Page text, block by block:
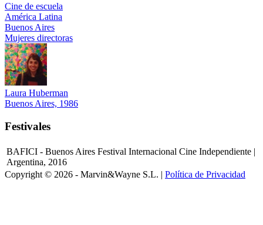
Cine de escuela
América Latina
Buenos Aires
Mujeres directoras
Laura Huberman
Buenos Aires, 1986
Festivales
BAFICI - Buenos Aires Festival Internacional Cine Independiente |
Argentina, 2016
Copyright © 2026 - Marvin&Wayne S.L. | Política de Privacidad